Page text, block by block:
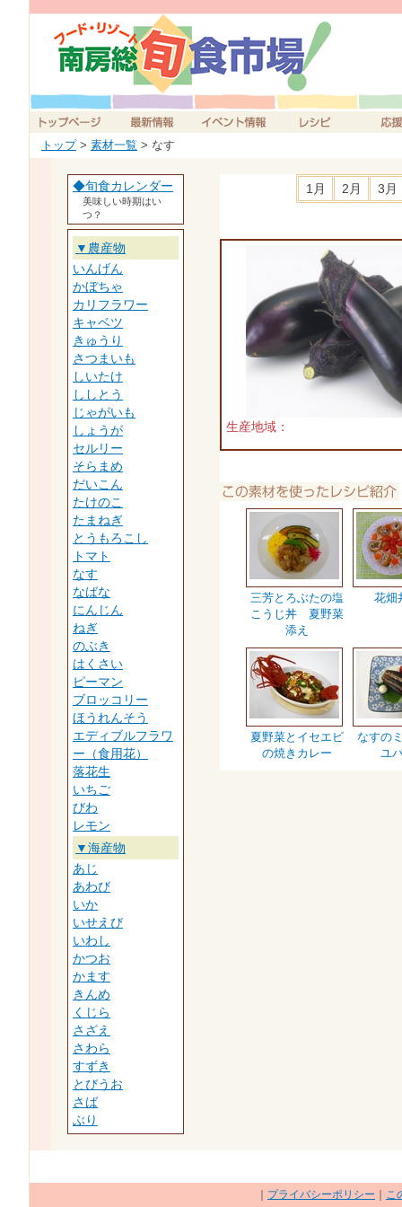
トップ> 素材一覧 > なす
1月 2月 3月
生産地域：
三芳とろぶたの塩
こうじ丼 夏野菜
添え
花畑
夏野菜とイセエビ
の焼きカレー
なすの
ユ
◆旬食カレンダー
美味しい時期はい
つ？
▼農産物
いんげん
かぼちゃ
カリフラワー
キャベツ
きゅうり
さつまいも
しいたけ
ししとう
じゃがいも
しょうが
セルリー
そらまめ
だいこん
たけのこ
たまねぎ
とうもろこし
トマト
なす
なばな
にんじん
ねぎ
のぶき
はくさい
ピーマン
ブロッコリー
ほうれんそう
エディブルフラワ
ー（食用花）
落花生
いちご
びわ
レモン
▼海産物
あじ
あわび
いか
いせえび
いわし
かつお
かます
きんめ
くじら
さざえ
さわら
すずき
とびうお
さば
ぶり
プライバシーポリシー こ